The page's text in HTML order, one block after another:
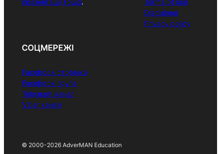
презентації тощо.
Terms of use
Disclaimer
Privacy policy
СОЦМЕРЕЖІ
Facebook сторінка
Facebook група
Telegram канал
Viber канал
© 2000-2026 AdverMAN Education